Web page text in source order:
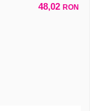
48,02 RON